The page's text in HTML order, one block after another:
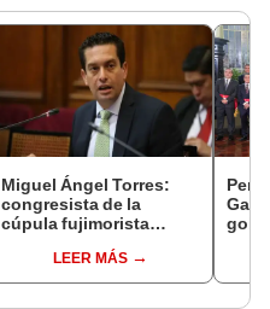
Miguel Ángel Torres:
congresista de la
cúpula fujimorista
del SenadoLEER MÁS